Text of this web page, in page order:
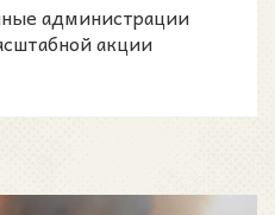
администрации
акции